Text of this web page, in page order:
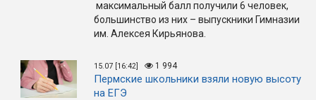
максимальный балл получили 6 человек,
большинство из них – выпускники Гимназии
им. Алексея Кирьянова.
15.07 [16:42] 1 994
Пермские школьники взяли новую высоту
на ЕГЭ